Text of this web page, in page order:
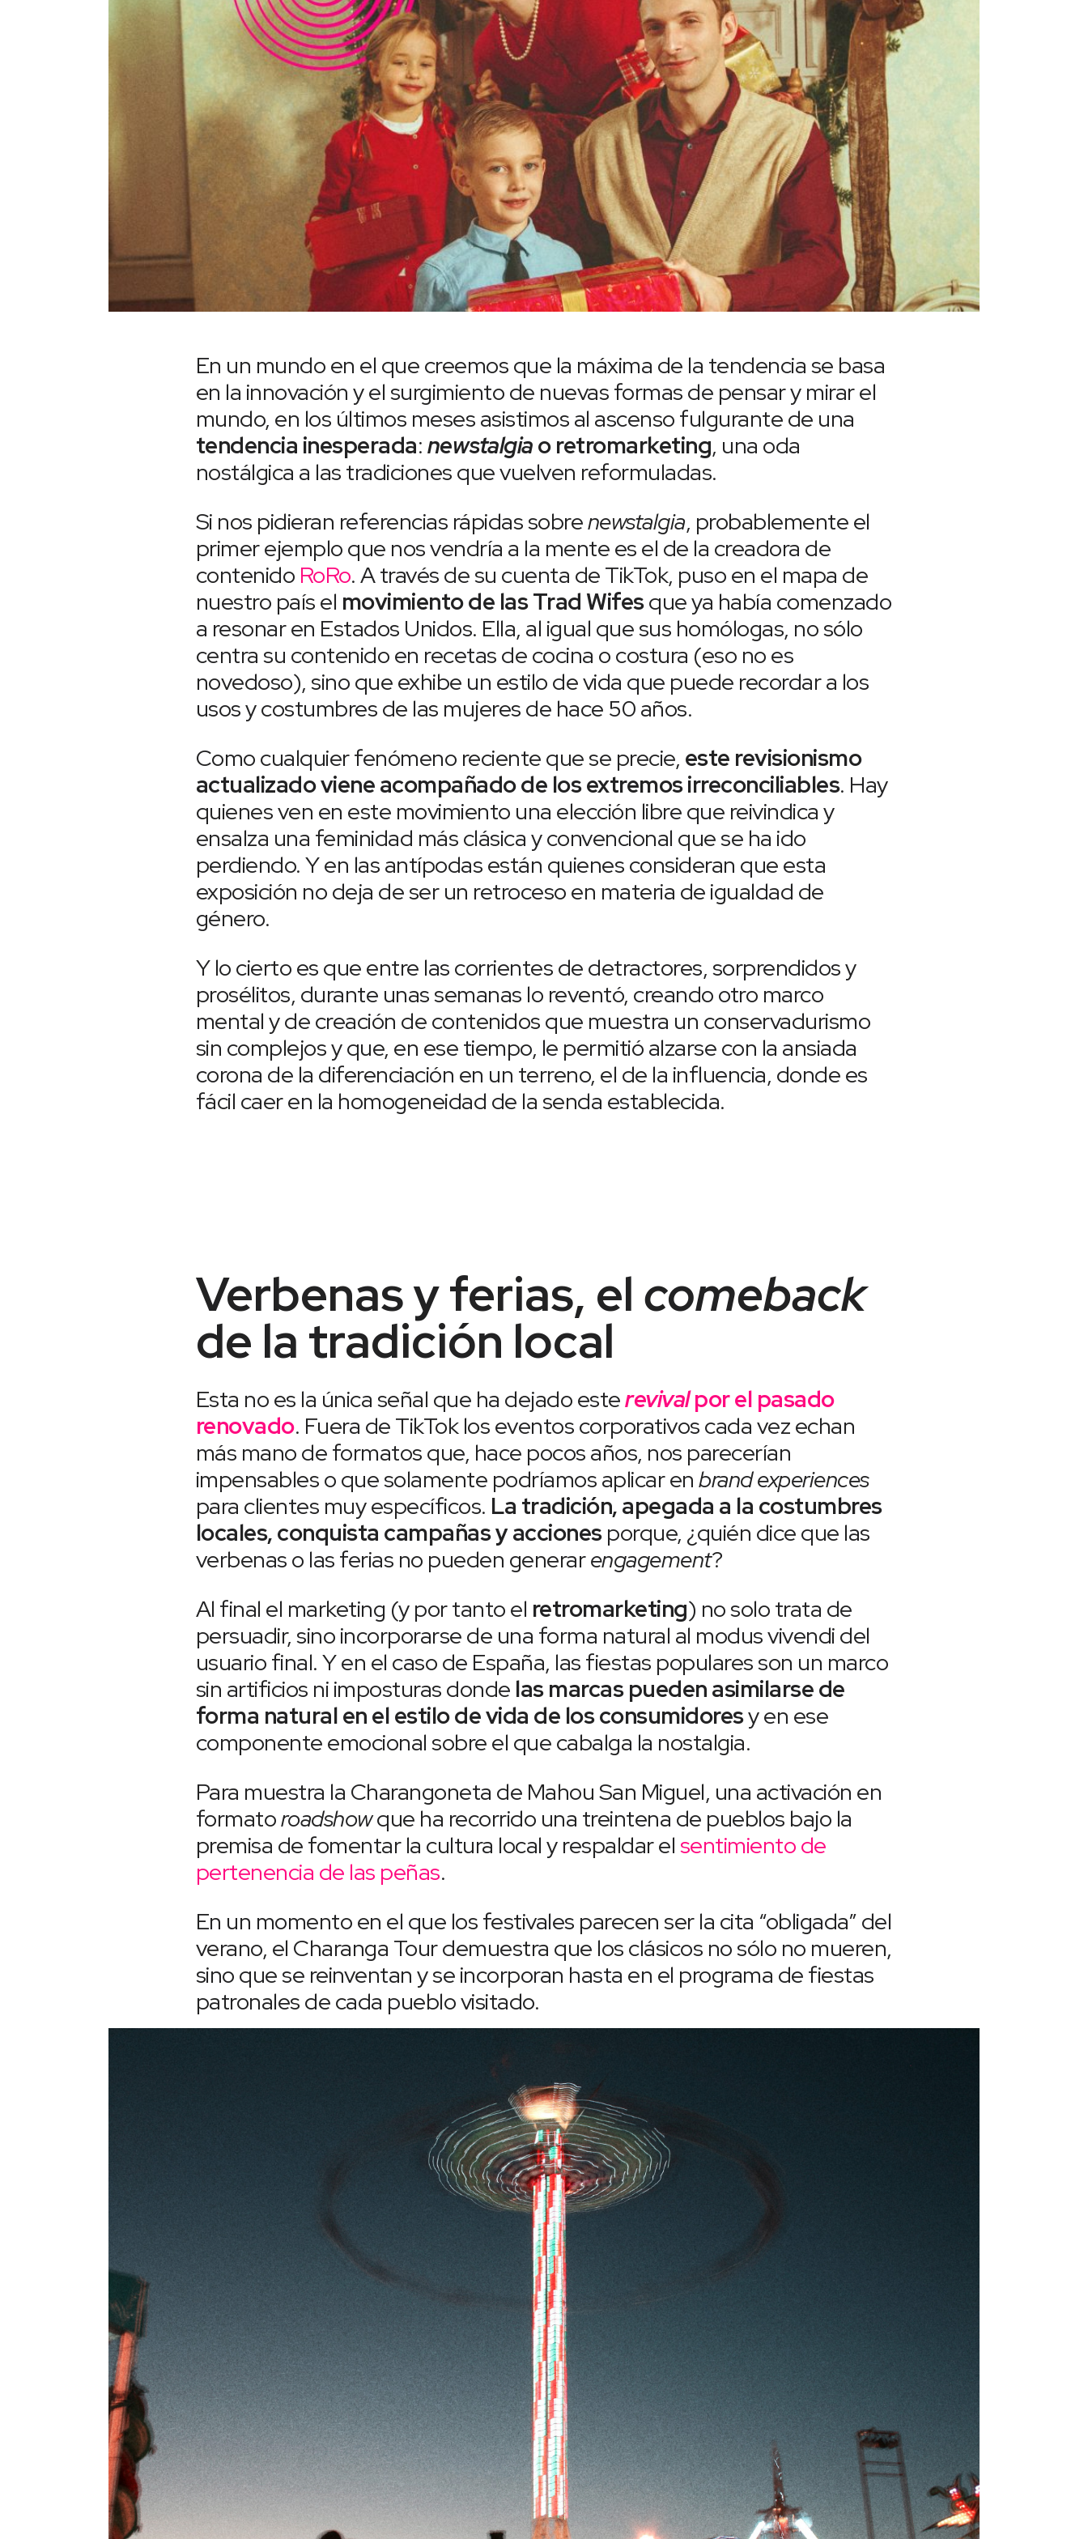
En un mundo en el que creemos que la máxima de la tendencia se basa
en la innovación y el surgimiento de nuevas formas de pensar y mirar el
mundo, en los últimos meses asistimos al ascenso fulgurante de una
tendencia inesperada:newstalgiao retromarketing, una oda
nostálgica a las tradiciones que vuelven reformuladas.
Si nos pidieran referencias rápidas sobrenewstalgia, probablemente el
primer ejemplo que nos vendría a la mente es el de la creadora de
contenido RoRo. A través de su cuenta de TikTok, puso en el mapa de
nuestro país el movimiento de las Trad Wifesque ya había comenzado
a resonar en Estados Unidos. Ella, al igual que sus homólogas, no sólo
centra su contenido en recetas de cocina o costura (eso no es
novedoso), sino que exhibe un estilo de vida que puede recordar a los
usos y costumbres de las mujeres de hace 50 años.
Como cualquier fenómeno reciente que se precie, este revisionismo
actualizado viene acompañado de los extremos irreconciliables. Hay
quienes ven en este movimiento una elección libre que reivindica y
ensalza una feminidad más clásica y convencional que se ha ido
perdiendo. Y en las antípodas están quienes consideran que esta
exposición no deja de ser un retroceso en materia de igualdad de
género.
Y lo cierto es que entre las corrientes de detractores, sorprendidos y
prosélitos, durante unas semanas lo reventó, creando otro marco
mental y de creación de contenidos que muestra un conservadurismo
sin complejos y que, en ese tiempo, le permitió alzarse con la ansiada
corona de la diferenciación en un terreno, el de la influencia, donde es
fácil caer en la homogeneidad de la senda establecida.
Verbenas y ferias, el comeback
de la tradición local
Esta no es la única señal que ha dejado esterevivalpor el pasado
renovado. Fuera de TikTok los eventos corporativos cada vez echan
más mano de formatos que, hace pocos años, nos parecerían
impensables o que solamente podríamos aplicar enbrand experiences
para clientes muy específicos. La tradición, apegada a la costumbres
locales, conquista campañas y accionesporque, ¿quién dice que las
verbenas o las ferias no pueden generarengagement?
Al final el marketing (y por tanto el retromarketing) no solo trata de
persuadir, sino incorporarse de una forma natural al modus vivendi del
usuario final. Y en el caso de España, las fiestas populares son un marco
sin artificios ni imposturas donde las marcas pueden asimilarse de
forma natural en el estilo de vida de los consumidoresy en ese
componente emocional sobre el que cabalga la nostalgia.
Para muestra la Charangoneta de Mahou San Miguel, una activación en
formatoroadshowque ha recorrido una treintena de pueblos bajo la
premisa de fomentar la cultura local y respaldar elsentimiento de
pertenencia de las peñas.
En un momento en el que los festivales parecen ser la cita “obligada” del
verano, el Charanga Tour demuestra que los clásicos no sólo no mueren,
sino que se reinventan y se incorporan hasta en el programa de fiestas
patronales de cada pueblo visitado.